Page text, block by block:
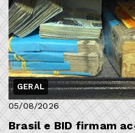
GERAL
05/08/2026
Brasil e BID firmam